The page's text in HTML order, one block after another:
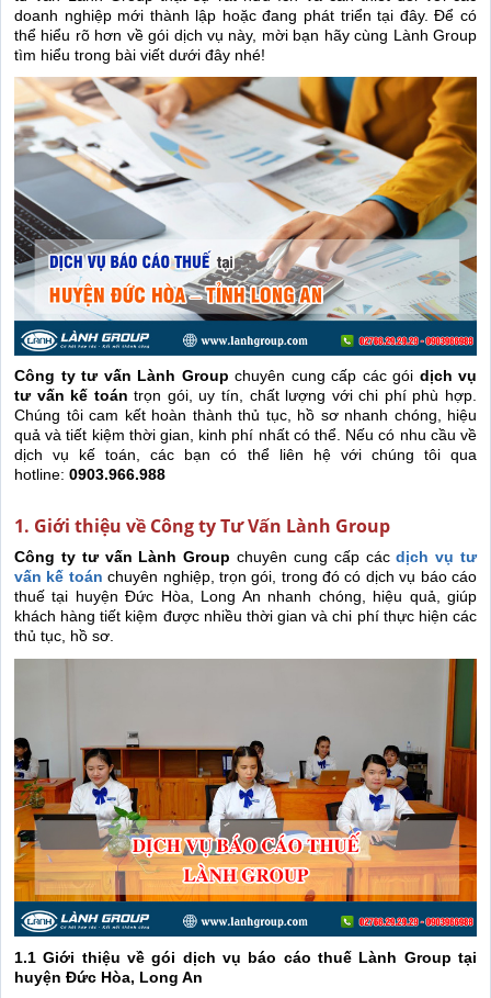
doanh nghiệp mới thành lập hoặc đang phát triển tại đây. Để có
thể hiểu rõ hơn về gói dịch vụ này, mời bạn hãy cùng Lành Group
tìm hiểu trong bài viết dưới đây nhé!
Công ty tư vấn Lành Group chuyên cung cấp các gói dịch vụ
tư vấn kế toán trọn gói, uy tín, chất lượng với chi phí phù hợp.
Chúng tôi cam kết hoàn thành thủ tục, hồ sơ nhanh chóng, hiệu
quả và tiết kiệm thời gian, kinh phí nhất có thể. Nếu có nhu cầu về
dịch vụ kế toán, các bạn có thể liên hệ với chúng tôi qua
hotline: 0903.966.988
1. Giới thiệu về Công ty Tư Vấn Lành Group
Công ty tư vấn Lành Group chuyên cung cấp cácdịch vụ tư
vấn kế toán chuyên nghiệp, trọn gói, trong đó có dịch vụ báo cáo
thuế tại huyện Đức Hòa, Long An nhanh chóng, hiệu quả, giúp
khách hàng tiết kiệm được nhiều thời gian và chi phí thực hiện các
thủ tục, hồ sơ.
1.1 Giới thiệu về gói dịch vụ báo cáo thuế Lành Group tại
huyện Đức Hòa, Long An